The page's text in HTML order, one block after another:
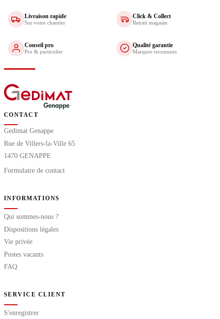
Livraison rapide
Sur votre chantier
Click & Collect
Retrait magasin
Conseil pro
Pro & particulier
Qualité garantie
Marques reconnues
CONTACT
Gedimat Genappe
Rue de Villers-la-Ville 65
1470 GENAPPE
Formulaire de contact
INFORMATIONS
Qui sommes-nous ?
Dispositions légales
Vie privée
Postes vacants
FAQ
SERVICE CLIENT
S'enregistrer